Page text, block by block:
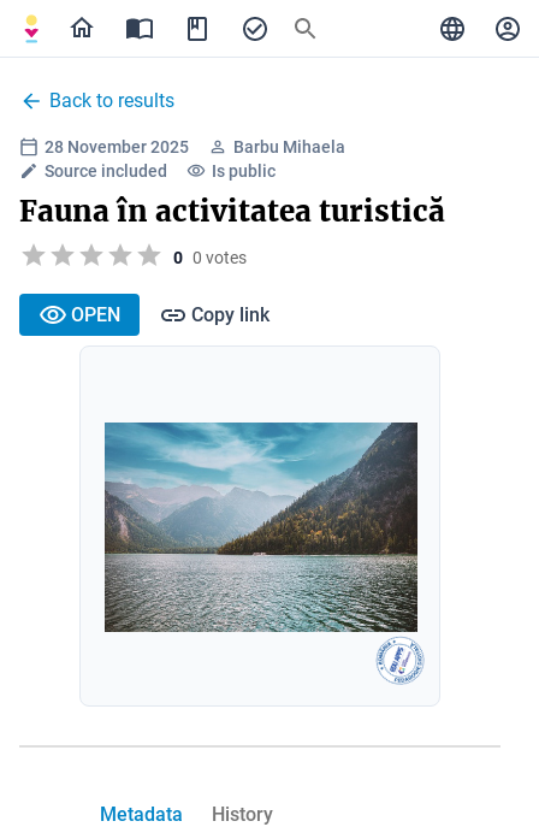
Back to results
28 November 2025
Barbu Mihaela
Source included
Is public
Fauna în activitatea turistică
0 0 votes
OPEN Copy link
Metadata History